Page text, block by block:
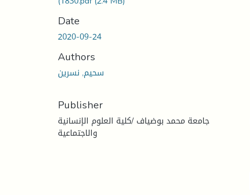
Date
2020-09-24
Authors
سحيم, نسرين
Publisher
جامعة محمد بوضياف /كلية العلوم الإنسانية
والاجتماعية